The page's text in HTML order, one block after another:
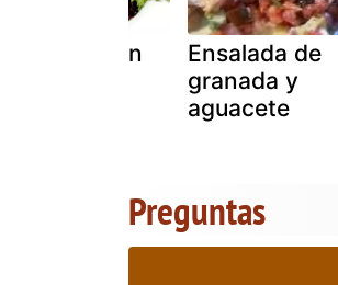
con
Ensalada de
granada y
aguacete
Preguntas